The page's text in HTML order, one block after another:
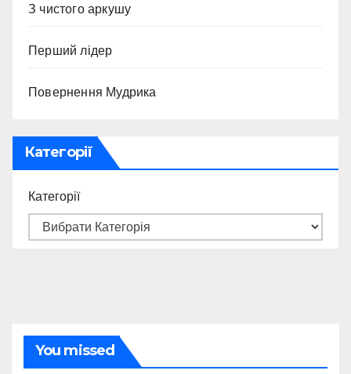
З чистого аркушу
Перший лідер
Повернення Мудрика
Категорії
Категорії
You missed